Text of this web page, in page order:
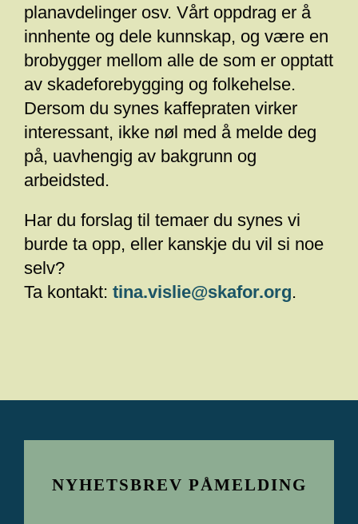
planavdelinger osv. Vårt oppdrag er å
innhente og dele kunnskap, og være en
brobygger mellom alle de som er opptatt
av skadeforebygging og folkehelse.
Dersom du synes kaffepraten virker
interessant, ikke nøl med å melde deg
på, uavhengig av bakgrunn og
arbeidsted.
Har du forslag til temaer du synes vi
burde ta opp, eller kanskje du vil si noe
selv?
Ta kontakt: tina.vislie@skafor.org.
NYHETSBREV PÅMELDING